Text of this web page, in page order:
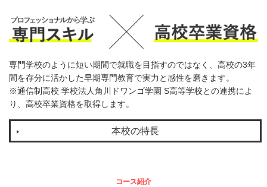
専門学校のように短い期間で就職を目指すのではなく、高校の3年
間を存分に活かした早期専門教育で実力と感性を磨きます。
※通信制高校 学校法人角川ドワンゴ学園 S高等学校との連携によ
り、高校卒業資格を取得します。
本校の特長
コース紹介